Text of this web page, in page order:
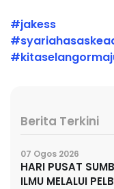
#jakess
Berita Terkini
07 Ogos 2026
HARI PUSAT
ILMU MELALUI